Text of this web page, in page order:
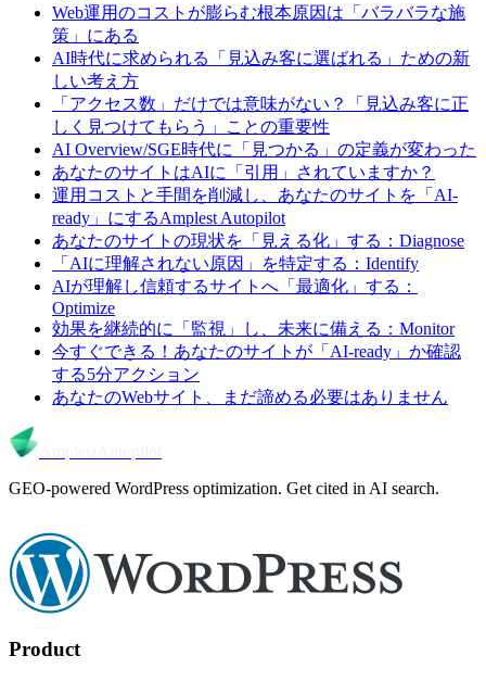
Web運用のコストが膨らむ根本原因は「バラバラな施
策」にある
AI時代に求められる「見込み客に選ばれる」ための新
しい考え方
「アクセス数」だけでは意味がない？「見込み客に正
しく見つけてもらう」ことの重要性
AI Overview/SGE時代に「見つかる」の定義が変わった
あなたのサイトはAIに「引用」されていますか？
運用コストと手間を削減し、あなたのサイトを「AI-
ready」にするAmplest Autopilot
あなたのサイトの現状を「見える化」する：Diagnose
「AIに理解されない原因」を特定する：Identify
AIが理解し信頼するサイトへ「最適化」する：
Optimize
効果を継続的に「監視」し、未来に備える：Monitor
今すぐできる！あなたのサイトが「AI-ready」か確認
する5分アクション
あなたのWebサイト、まだ諦める必要はありません
GEO-powered WordPress optimization. Get cited in AI search.
Product